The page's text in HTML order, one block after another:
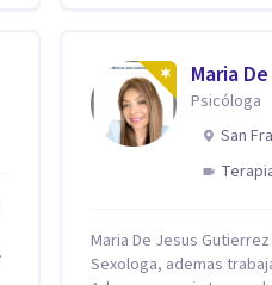
herramientas concretas
permitan desarrollar
estrategias basadas en
vida.
Maria
Psicóloga
San
Maria De Jesus Gutierrez Psicologa Clinica y
Sexologa, ademas